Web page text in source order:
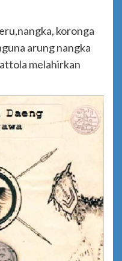
koronga
arung nangka
melahirkan